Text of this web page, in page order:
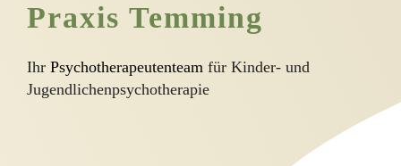
Praxis Temming
Ihr Psychotherapeutenteam für Kinder- und
Jugendlichenpsychotherapie